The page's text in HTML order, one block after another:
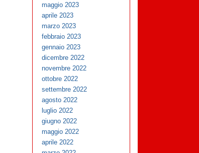
maggio 2023
aprile 2023
marzo 2023
febbraio 2023
gennaio 2023
dicembre 2022
novembre 2022
ottobre 2022
settembre 2022
agosto 2022
luglio 2022
giugno 2022
maggio 2022
aprile 2022